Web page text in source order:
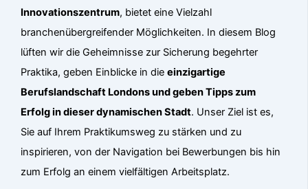
Innovationszentrum, bietet eine Vielzahl
branchenübergreifender Möglichkeiten. In diesem Blog
lüften wir die Geheimnisse zur Sicherung begehrter
Praktika, geben Einblicke in dieeinzigartige
Berufslandschaft Londons und geben Tipps zum
Erfolg in dieser dynamischen Stadt. Unser Ziel ist es,
Sie auf Ihrem Praktikumsweg zu stärken und zu
inspirieren, von der Navigation bei Bewerbungen bis hin
zum Erfolg an einem vielfältigen Arbeitsplatz.